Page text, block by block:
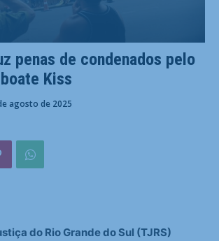
penas de condenados pelo
Kiss
agosto de 2025
do Rio Grande do Sul (TJRS)